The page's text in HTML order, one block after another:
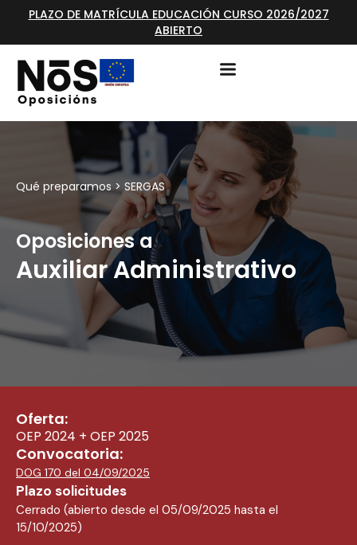
PLAZO DE MATRÍCULA EDUCACIÓN CURSO 2026/2027
ABIERTO
Qué preparamos > SERGAS
Oposiciones a
Auxiliar Administrativo
Oferta:
OEP 2024 + OEP 2025
Convocatoria:
DOG 170 del 04/09/2025
Plazo solicitudes
Cerrado (abierto desde el 05/09/2025 hasta el
15/10/2025)